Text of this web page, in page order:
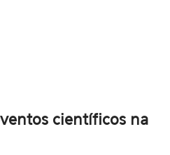
científicos na